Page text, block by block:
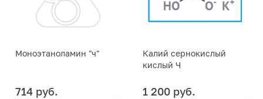
Моноэтаноламин "ч"
714 руб.
Калий сернокислый
кислый Ч
1 200 руб.